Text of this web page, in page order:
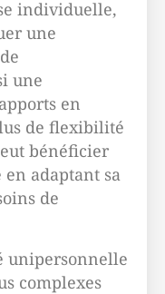
individuelle,
une
une
en
de flexibilité
bénéficier
en adaptant sa
de
unipersonnelle
complexes